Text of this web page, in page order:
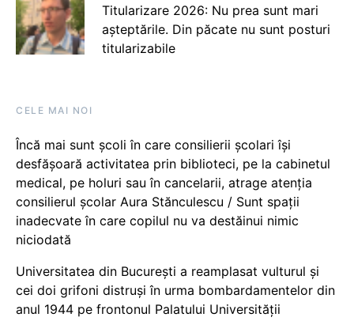
Titularizare 2026: Nu prea sunt mari
așteptările. Din păcate nu sunt posturi
titularizabile
CELE MAI NOI
Încă mai sunt școli în care consilierii școlari își
desfășoară activitatea prin biblioteci, pe la cabinetul
medical, pe holuri sau în cancelarii, atrage atenția
consilierul școlar Aura Stănculescu / Sunt spații
inadecvate în care copilul nu va destăinui nimic
niciodată
Universitatea din București a reamplasat vulturul și
cei doi grifoni distruși în urma bombardamentelor din
anul 1944 pe frontonul Palatului Universității